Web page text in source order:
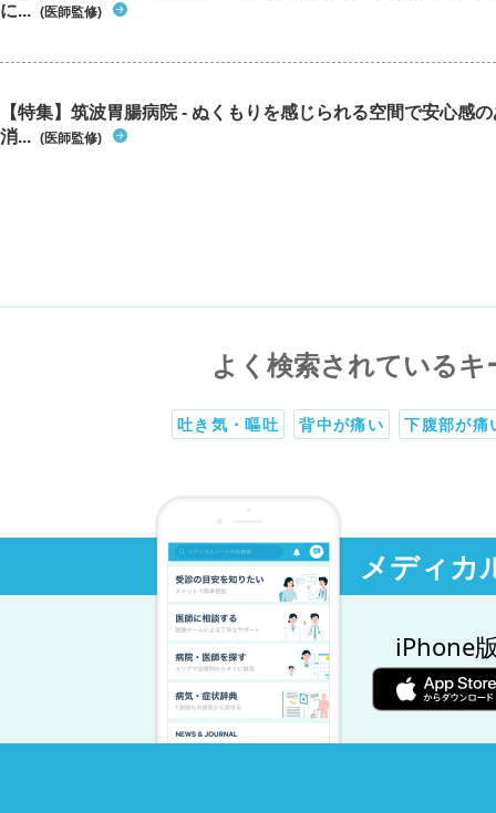
に... (医師監修)
【特集】筑波胃腸病院 - ぬくもりを感じられる空間で安心感
消... (医師監修)
よく検索されているキ
吐き気・嘔吐 背中が痛い 下腹部が痛
メディカ
iPhone